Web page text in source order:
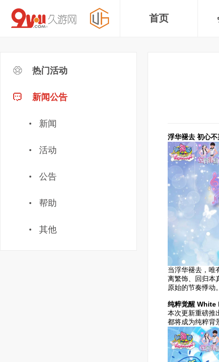
首页
热门活动
新闻公告
新闻
活动
公告
帮助
其他
浮华褪去 初心不
当浮华褪去，唯
离繁饰、回归本
原始的节奏悸动
纯粹觉醒 White
本次更新重磅推
都将成为纯粹背